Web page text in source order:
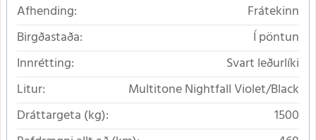
Afhending:
Frátekinn
Birgðastaða:
Í pöntun
Innrétting:
Svart leðurlíki
Litur:
Multitone Nightfall Violet/Black
Dráttargeta (kg):
1500